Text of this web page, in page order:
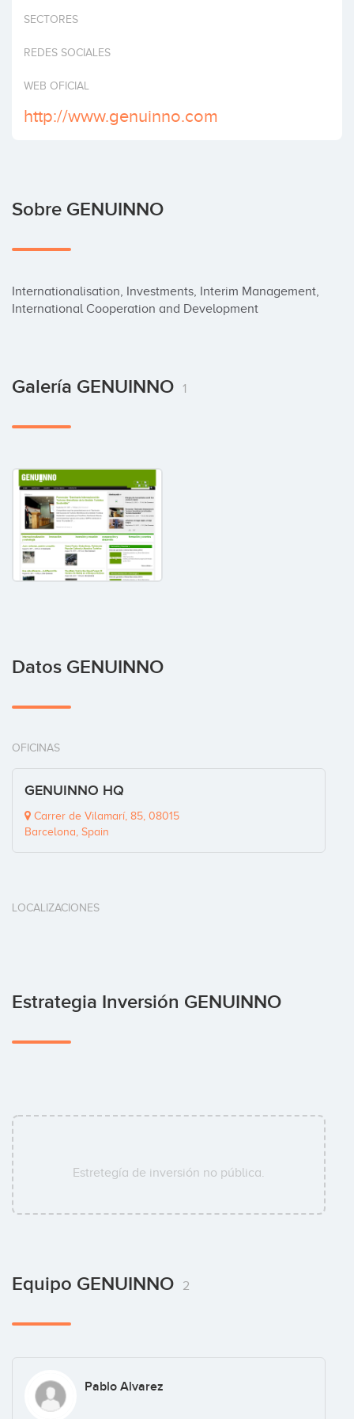
Invertir
SECTORES
REDES SOCIALES
WEB OFICIAL
http://www.genuinno.com
Sobre GENUINNO
Internationalisation, Investments, Interim Management,
International Cooperation and Development
Galería GENUINNO 1
Datos GENUINNO
OFICINAS
GENUINNO HQ
Carrer de Vilamarí, 85, 08015
Barcelona, Spain
LOCALIZACIONES
Estrategia Inversión GENUINNO
Estretegía de inversión no pública.
Equipo GENUINNO 2
Pablo Alvarez